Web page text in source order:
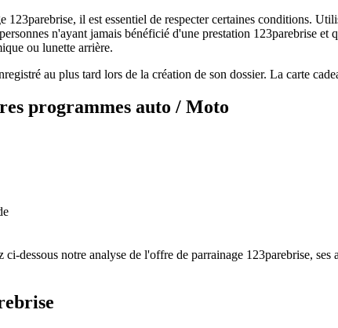
123parebrise, il est essentiel de respecter certaines conditions.
n'ayant jamais bénéficié d'une prestation 123parebrise
ou lunette arrière.
au plus tard lors de la création de son dossier. La carte
programmes auto / Moto
dessous notre analyse de l'offre de parrainage 123parebrise,